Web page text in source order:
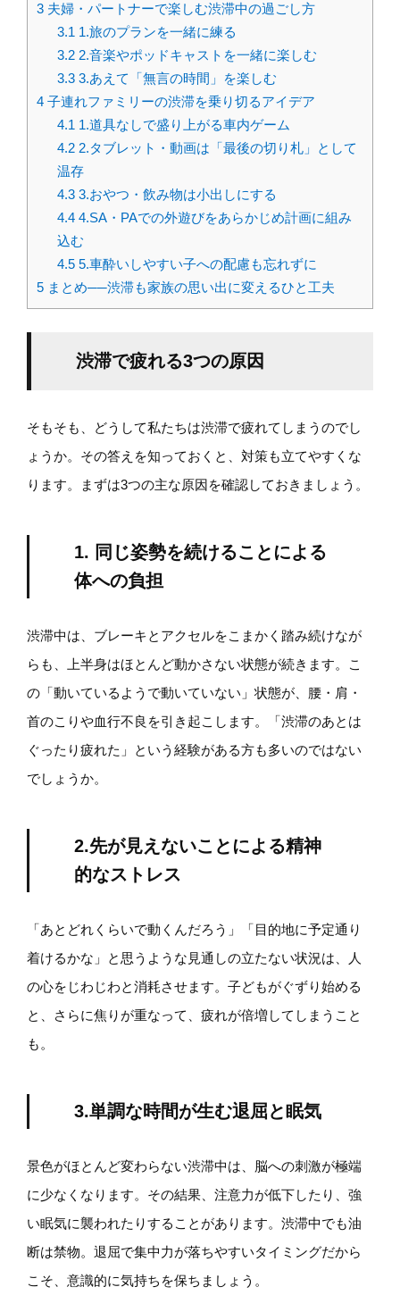
3 夫婦・パートナーで楽しむ渋滞中の過ごし方
3.1 1.旅のプランを一緒に練る
3.22.音楽やポッドキャストを一緒に楽しむ
3.33.あえて「無言の時間」を楽しむ
4 子連れファミリーの渋滞を乗り切るアイデア
4.1 1.道具なしで盛り上がる車内ゲーム
4.22.タブレット・動画は「最後の切り札」として
温存
4.33.おやつ・飲み物は小出しにする
4.44.SA・PAでの外遊びをあらかじめ計画に組み
込む
4.55.車酔いしやすい子への配慮も忘れずに
5 まとめ──渋滞も家族の思い出に変えるひと工夫
渋滞で疲れる3つの原因
そもそも、どうして私たちは渋滞で疲れてしまうのでし
ょうか。その答えを知っておくと、対策も立てやすくな
ります。まずは3つの主な原因を確認しておきましょう。
1. 同じ姿勢を続けることによる
体への負担
渋滞中は、ブレーキとアクセルをこまかく踏み続けなが
らも、上半身はほとんど動かさない状態が続きます。こ
の「動いているようで動いていない」状態が、腰・肩・
首のこりや血行不良を引き起こします。「渋滞のあとは
ぐったり疲れた」という経験がある方も多いのではない
でしょうか。
2.先が見えないことによる精神
的なストレス
「あとどれくらいで動くんだろう」「目的地に予定通り
着けるかな」と思うような見通しの立たない状況は、人
の心をじわじわと消耗させます。子どもがぐずり始める
と、さらに焦りが重なって、疲れが倍増してしまうこと
も。
3.単調な時間が生む退屈と眠気
景色がほとんど変わらない渋滞中は、脳への刺激が極端
に少なくなります。その結果、注意力が低下したり、強
い眠気に襲われたりすることがあります。渋滞中でも油
断は禁物。退屈で集中力が落ちやすいタイミングだから
こそ、意識的に気持ちを保ちましょう。